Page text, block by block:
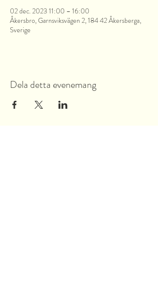
02 dec. 2023 11:00 – 16:00
Åkersbro, Garnsviksvägen 2, 184 42 Åkersberga,
Sverige
Dela detta evenemang